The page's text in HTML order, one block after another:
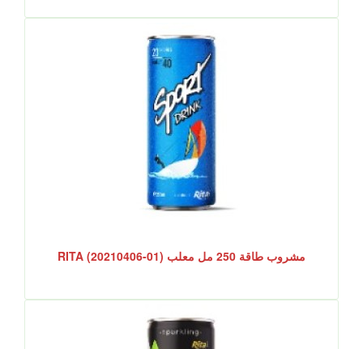
مشروب طاقة 250 مل معلب RITA (20210406-01)